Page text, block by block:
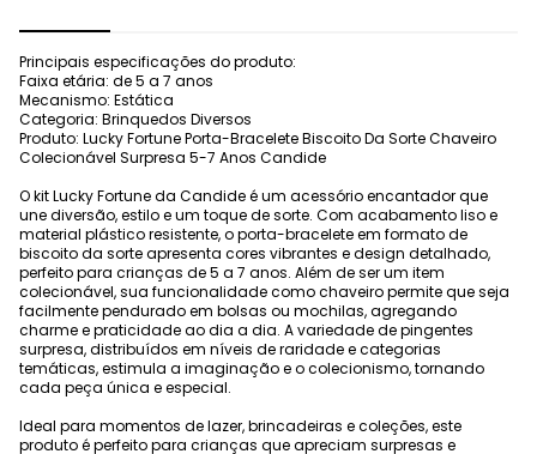
Principais especificações do produto:
Faixa etária: de 5 a 7 anos
Mecanismo: Estática
Categoria: Brinquedos Diversos
Produto: Lucky Fortune Porta-Bracelete Biscoito Da Sorte Chaveiro
Colecionável Surpresa 5-7 Anos Candide
O kit Lucky Fortune da Candide é um acessório encantador que
une diversão, estilo e um toque de sorte. Com acabamento liso e
material plástico resistente, o porta-bracelete em formato de
biscoito da sorte apresenta cores vibrantes e design detalhado,
perfeito para crianças de 5 a 7 anos. Além de ser um item
colecionável, sua funcionalidade como chaveiro permite que seja
facilmente pendurado em bolsas ou mochilas, agregando
charme e praticidade ao dia a dia. A variedade de pingentes
surpresa, distribuídos em níveis de raridade e categorias
temáticas, estimula a imaginação e o colecionismo, tornando
cada peça única e especial.
Ideal para momentos de lazer, brincadeiras e coleções, este
produto é perfeito para crianças que apreciam surpresas e